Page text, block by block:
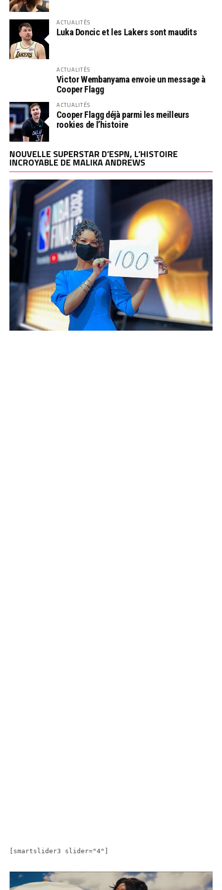
ACTUALITÉS
Luka Doncic et les Lakers sont maudits
ACTUALITÉS
Victor Wembanyama envoie un message à
Cooper Flagg
ACTUALITÉS
Cooper Flagg déjà parmi les meilleurs
rookies de l’histoire
NOUVELLE SUPERSTAR D’ESPN, L’HISTOIRE
INCROYABLE DE MALIKA ANDREWS
[smartslider3 slider="4"]